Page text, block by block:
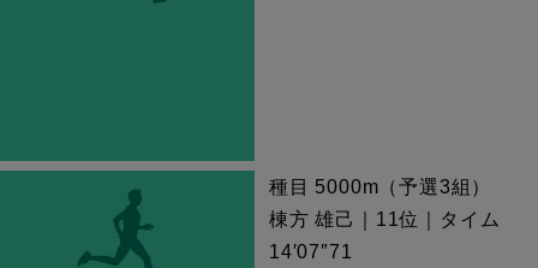
種目 5000m（予選3組）
棟方 雄己｜11位｜タイム
14′07″71